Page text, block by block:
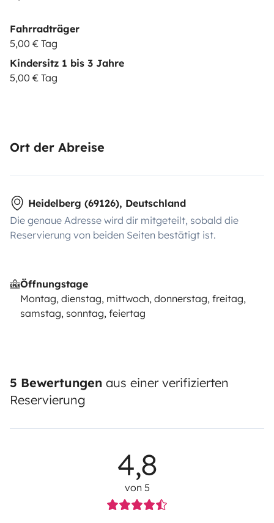
Fahrradträger
5,00 € Tag
Kindersitz 1 bis 3 Jahre
5,00 € Tag
Ort der Abreise
Heidelberg (69126), Deutschland
Die genaue Adresse wird dir mitgeteilt, sobald die
Reservierung von beiden Seiten bestätigt ist.
Öffnungstage
Montag, dienstag, mittwoch, donnerstag, freitag,
samstag, sonntag, feiertag
5 Bewertungen aus einer verifizierten
Reservierung
4,8
von 5